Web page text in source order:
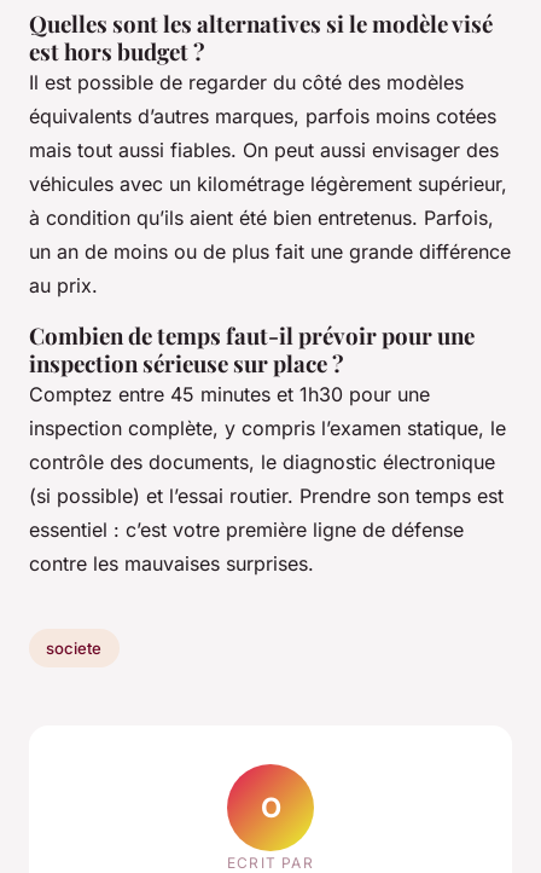
Quelles sont les alternatives si le modèle visé
est hors budget ?
Il est possible de regarder du côté des modèles
équivalents d’autres marques, parfois moins cotées
mais tout aussi fiables. On peut aussi envisager des
véhicules avec un kilométrage légèrement supérieur,
à condition qu’ils aient été bien entretenus. Parfois,
un an de moins ou de plus fait une grande différence
au prix.
Combien de temps faut-il prévoir pour une
inspection sérieuse sur place ?
Comptez entre 45 minutes et 1h30 pour une
inspection complète, y compris l’examen statique, le
contrôle des documents, le diagnostic électronique
(si possible) et l’essai routier. Prendre son temps est
essentiel : c’est votre première ligne de défense
contre les mauvaises surprises.
societe
O
ECRIT PAR